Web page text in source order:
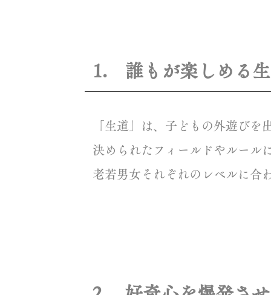
1. 誰もが楽しめる
「生道」は、子どもの外遊び
決められたフィールドやルール
老若男女それぞれのレベルに合